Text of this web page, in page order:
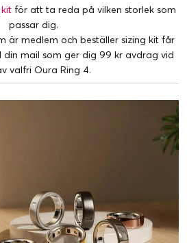
för att ta reda på vilken storlek som
passar dig.
är medlem och beställer sizing kit får
din mail som ger dig 99 kr avdrag vid
valfri Oura Ring 4.